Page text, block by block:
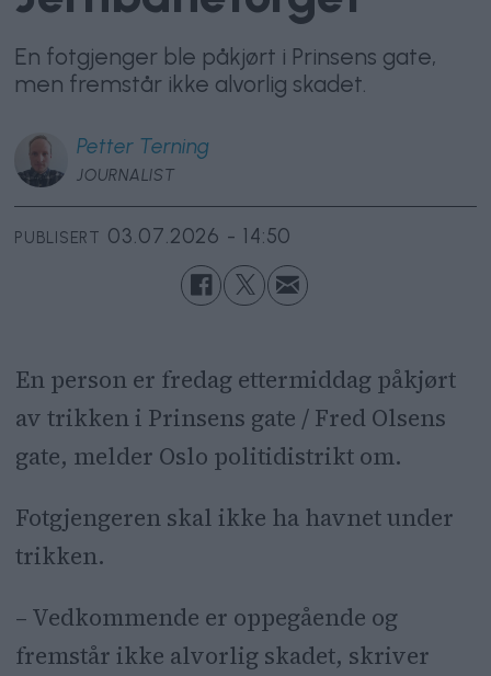
En fotgjenger ble påkjørt i Prinsens gate,
men fremstår ikke alvorlig skadet.
Petter Terning
JOURNALIST
PUBLISERT 03.07.2026 - 14:50
En person er fredag ettermiddag påkjørt
av trikken i Prinsens gate / Fred Olsens
gate, melder Oslo politidistrikt om.
Fotgjengeren skal ikke ha havnet under
trikken.
– Vedkommende er oppegående og
fremstår ikke alvorlig skadet, skriver